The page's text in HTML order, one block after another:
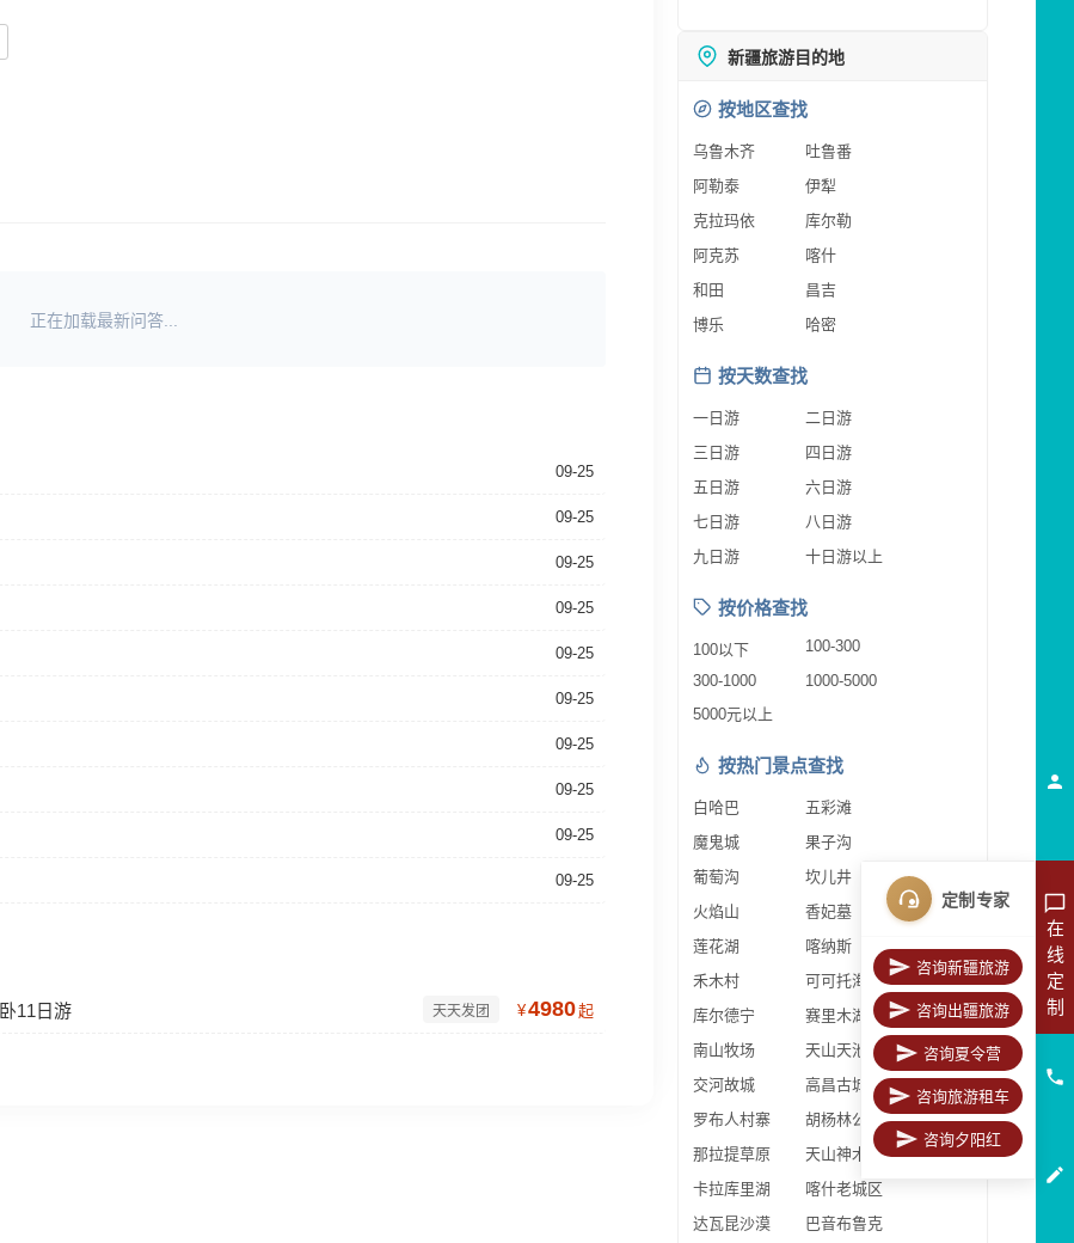
正在加载最新问答...
09-25
09-25
09-25
09-25
09-25
09-25
09-25
09-25
09-25
09-25
11日游 天天发团 ¥4980起
新疆旅游目的地
按地区查找
乌鲁木齐
吐鲁番
阿勒泰
伊犁
克拉玛依
库尔勒
阿克苏
喀什
和田
昌吉
博乐
哈密
按天数查找
一日游
二日游
三日游
四日游
五日游
六日游
七日游
八日游
九日游
十日游以上
按价格查找
100以下
100-300
300-1000
1000-5000
5000元以上
按热门景点查找
白哈巴
五彩滩
魔鬼城
果子沟
葡萄沟
坎儿井
火焰山
香妃墓
莲花湖
喀纳斯
禾木村
可可托海
库尔德宁
赛里木湖
南山牧场
天山天池
交河故城
高昌古城
罗布人村寨
胡杨林公园
那拉提草原
天山神木园
卡拉库里湖
喀什老城区
达瓦昆沙漠
巴音布鲁克
在
线
定
制
定制专家
咨询新疆旅游
咨询出疆旅游
咨询夏令营
咨询旅游租车
咨询夕阳红